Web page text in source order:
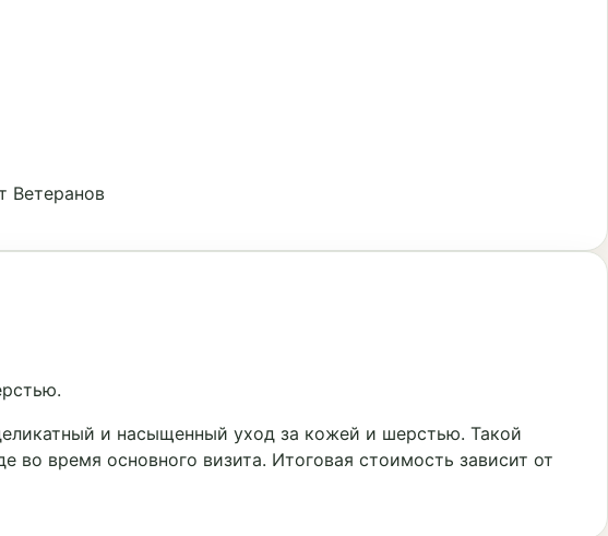
Ветеранов
и насыщенный уход за кожей и шерстью. Такой
во время основного визита. Итоговая стоимость зависит от